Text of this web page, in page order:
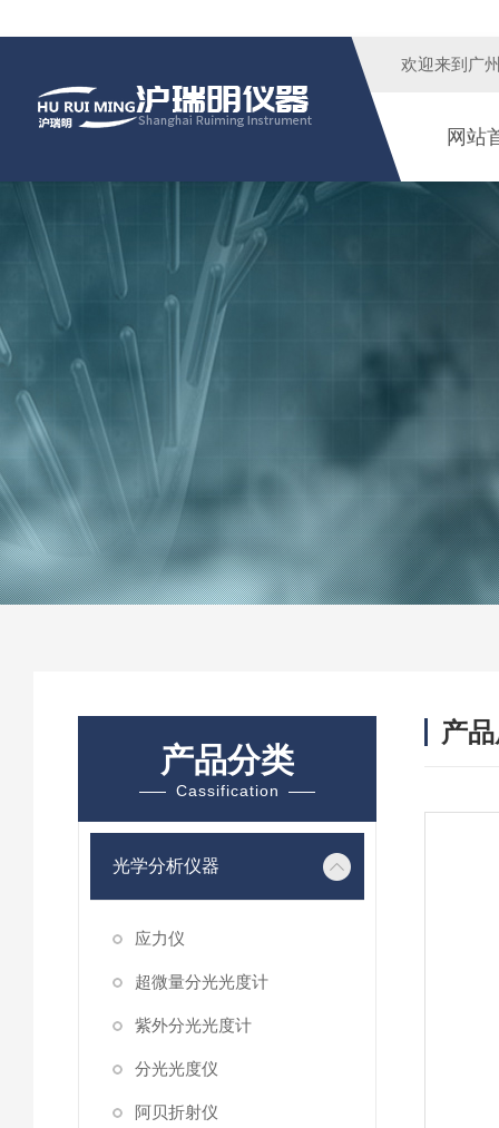
欢迎来到广
网站
产品分类
Cassification
光学分析仪器
应力仪
超微量分光光度计
紫外分光光度计
分光光度仪
阿贝折射仪
产